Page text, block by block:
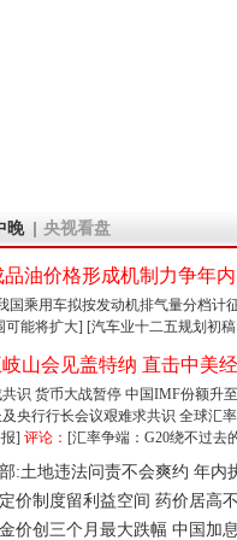
晚 央视看盘
品油价格形成机制力争年
国乘用车拟按发动机排气量分档计
可能将扩大] [汽车业十二五规划初
岐山会见盖特纳 直击中美
共识 货币大战暂停 中国IMF份额升
及央行行长会议艰难求共识 全球汇
] 评论： [汇率争端：G20绕不过去
:土地违法问责不会爽约 年内
价制度留利益空间 药价居高
价创三个月最大跌幅 中国加